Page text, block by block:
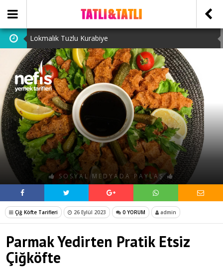
Lokmalık Tuzlu Kurabiye
Tam Ölçülü Un Helvası
Suffle
Cevizli Bulut Kek
Ataşehir Escort Bayanlarını: atasehirescortlari.com ‘da
bulabilirsiniz.
SOSYAL MEDYADA PAYLAŞ
Çiğ Köfte Tarifleri 26 Eylül 2023 0 YORUM admin
Parmak Yedirten Pratik Etsiz
Çiğköfte